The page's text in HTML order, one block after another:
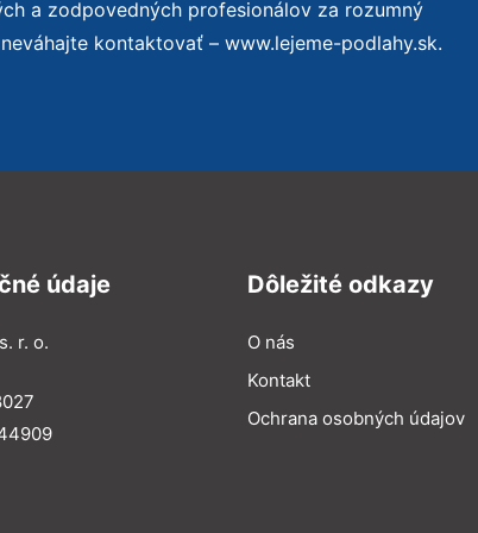
a zodpovedných profesionálov za rozumný
kontaktovať – www.lejeme-podlahy.sk.
údaje
r. o.
Dôležité odkazy
O nás
Kontakt
Ochrana osobných údajov